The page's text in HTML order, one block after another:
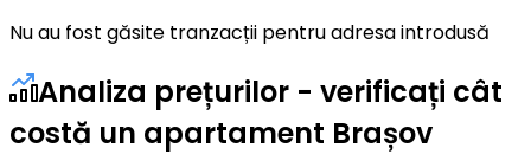
Nu au fost găsite tranzacții pentru adresa introdusă
Analiza prețurilor - verificați cât
costă un apartament Brașov